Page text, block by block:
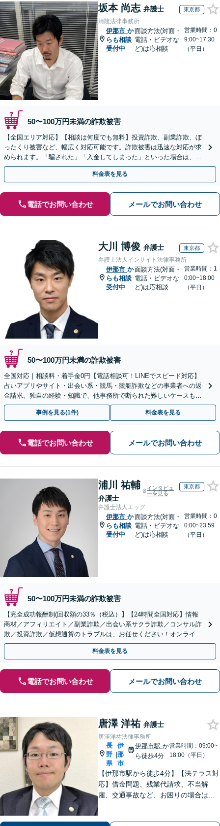
坂本 尚志 弁護士 東京都
清陵法律事務所
伊那市 か
らも相談
受付中
面談方法(対面・
電話・ビデオな
ど)は応相談
営業時間：0
9:00~17:30
（平日）
50〜100万円未満の詐欺被害
【全国エリア対応】【相談は何度でも無料】投資詐欺、副業詐欺、ぼ
ったくり被害など、幅広く対応可能です。詐欺被害は迅速な対応が求
められます。「騙された」「入金してしまった」といった場合は、お
早めにご相談ください。【電話・メール・WEB相談可】
料金表を見る
電話でお問い合わせ メールでお問い合わせ
大川 博俊 弁護士 東京都
弁護士法人インサイト法律事務所
伊那市 か
らも相談
受付中
面談方法(対面・
電話・ビデオな
ど)は応相談
営業時間：1
0:00~18:00
（平日）
50〜100万円未満の詐欺被害
全国対応｜相談料・着手金0円【電話相談可！LINEでスピード対応】
占いアプリやサイト・出会い系・競馬・競艇詐欺などの事業者への返
金請求。独自の経験・知識で、他事務所で断られた難しいケースも解
決に導いた実績あり。まずはお気軽にご相談ください
事例を見る(1件) 料金表を見る
電話でお問い合わせ メールでお問い合わせ
浦川 祐輔
弁護士
インタビュ
ーを見る
東京都
弁護士法人エッグ
伊那市 か
らも相談
受付中
面談方法(対面・
電話・ビデオな
ど)は応相談
営業時間：0
0:00~23:59
（平日）
50〜100万円未満の詐欺被害
【完全成功報酬制(回収額の33％（税込）】【24時間全国対応】情報
商材／アフィリエイト／副業詐欺／出会い系サクラ詐欺／コンサル詐
欺／投資詐欺／仮想通貨のトラブルは、お任せください！オンライン
のみで解決も可能！
料金表を見る
電話でお問い合わせ メールでお問い合わせ
唐澤 洋祐 弁護士
唐澤洋祐法律事務所
長
野
県
|
伊
那
市
伊那市駅 か
ら徒歩4分
営業時間：09:00~
18:00（平日）
【伊那市駅から徒歩4分】【法テラス対
応】借金問題、残業代請求、不当解
雇、交通事故など、お困りの場合はす